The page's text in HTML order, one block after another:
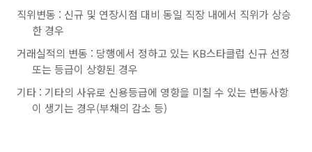
직위변동 : 신규 및 연장시점 대비 동일 직장 내에서 직위가 상승
한 경우
거래실적의 변동 : 당행에서 정하고 있는 KB스타클럽 신규 선정
또는 등급이 상향된 경우
기타 : 기타의 사유로 신용등급에 영향을 미칠 수 있는 변동사항
이 생기는 경우(부채의 감소 등)